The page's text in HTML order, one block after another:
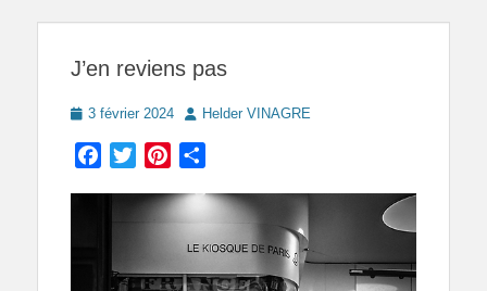
J’en reviens pas
Posted
3 février 2024 AuthorHelder VINAGRE
Facebook
TwitterPinterest